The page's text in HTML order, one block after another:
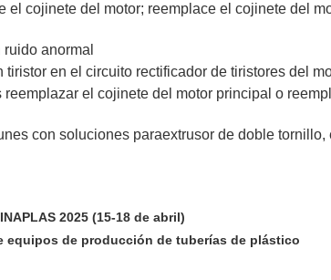
cojinete del motor; reemplace el cojinete del
anormal
en el circuito rectificador de tiristores del
el cojinete del motor principal o
con soluciones paraextrusor de doble tornillo,
2025 (15-18 de abril)
equipos de producción de tuberías de plástico